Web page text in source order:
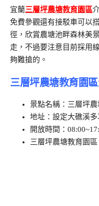
宜蘭三層坪農塘教育園區
免費參觀還有接駁車可以
徑，欣賞農塘池畔森林美
走，不過要注意目前採用
夠難搶的。
三層坪農塘教育園
景點名稱：三層坪農
地址：設定大礁溪
開放時間：
三層坪農塘教育園區